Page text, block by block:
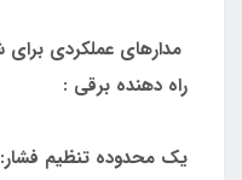
راه دهنده برقی :
یک محدوده تنظیم فشار: